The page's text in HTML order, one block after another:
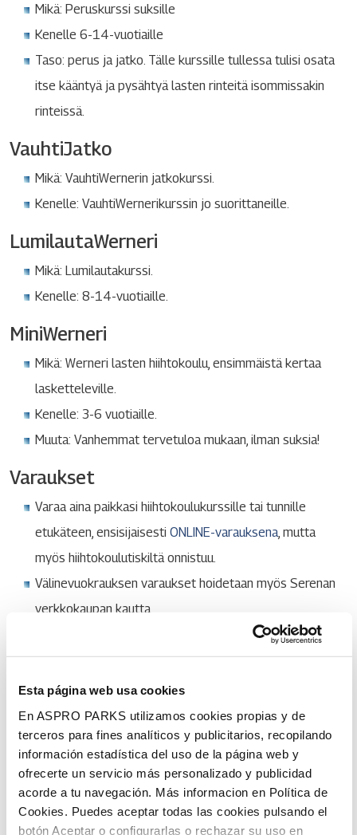
Esta página web usa cookies
En ASPRO PARKS utilizamos cookies propias y de
terceros para fines analíticos y publicitarios, recopilando
información estadística del uso de la página web y
ofrecerte un servicio más personalizado y publicidad
acorde a tu navegación. Más informacion en Política de
Cookies. Puedes aceptar todas las cookies pulsando el
botón Aceptar o configurarlas o rechazar su uso en
Mikä: Peruskurssi suksille
Kenelle 6-14-vuotiaille
Taso: perus ja jatko. Tälle kurssille tullessa tulisi osata
itse kääntyä ja pysähtyä lasten rinteitä isommissakin
rinteissä.
VauhtiJatko
Mikä: VauhtiWernerin jatkokurssi.
Kenelle: VauhtiWernerikurssin jo suorittaneille.
LumilautaWerneri
Mikä: Lumilautakurssi.
Kenelle: 8-14-vuotiaille.
MiniWerneri
Mikä: Werneri lasten hiihtokoulu, ensimmäistä kertaa
lasketteleville.
Kenelle: 3-6 vuotiaille.
Muuta: Vanhemmat tervetuloa mukaan, ilman suksia!
Varaukset
Varaa aina paikkasi hiihtokoulukurssille tai tunnille
etukäteen, ensisijaisesti ONLINE-varauksena , mutta
myös hiihtokoulutiskiltä onnistuu.
Välinevuokrauksen varaukset hoidetaan myös Serenan
verkkokaupan kautta.
verkkomaksuna varauksen yhteydessä.
Paikan päällä tehdyt varaukset voi maksaa kaikilla
Serenassa käyvillä maksutavoilla (yleisimmät pankki- ja
luottokortit, käteinen, Epassi, Smartum, Edenred).